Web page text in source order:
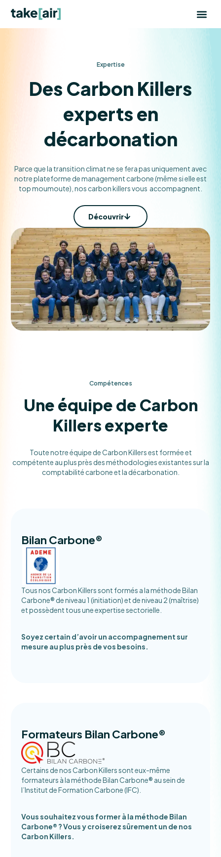
Expertise
Des Carbon Killers
experts en
décarbonation
Parce que la transition climat ne se fera pas uniquement avec
notre plateforme de management carbone (même si elle est
top moumoute), nos carbon killers vous accompagnent.
Découvrir
Compétences
Une équipe de Carbon
Killers experte
Toute notre équipe de Carbon Killers est formée et
compétente au plus près des méthodologies existantes sur la
comptabilité carbone et la décarbonation.
Bilan Carbone®
Tous nos Carbon Killers sont formés a la méthode Bilan
Carbone® de niveau 1 (initiation) et de niveau 2 (maîtrise)
et possèdent tous une expertise sectorielle.
Soyez certain d’avoir un accompagnement sur
mesure au plus près de vos besoins.
Formateurs Bilan Carbone®
Certains de nos Carbon Killers sont eux-même
formateurs à la méthode Bilan Carbone® au sein de
l’Institut de Formation Carbone (IFC).
Vous souhaitez vous former à la méthode Bilan
Carbone® ? Vous y croiserez sûrement un de nos
Carbon Killers.